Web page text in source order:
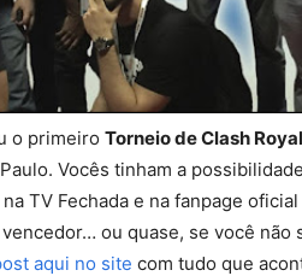
o primeiro Torneio de Clash
Vocês tinham a
TV Fechada e na fanpage
ou quase, se você
aqui no site com tudo que